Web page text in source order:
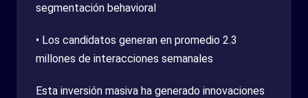
segmentación behavioral
• Los candidatos generan en promedio 2.3
millones de interacciones semanales
Esta inversión masiva ha generado innovaciones